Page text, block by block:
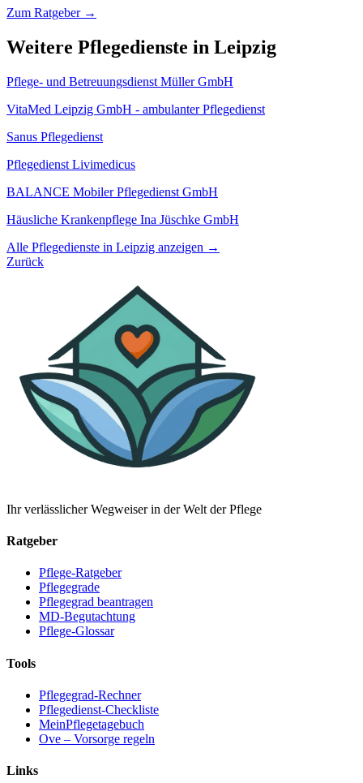
Zum Ratgeber →
Weitere Pflegedienste in Leipzig
Pflege- und Betreuungsdienst Müller GmbH
VitaMed Leipzig GmbH - ambulanter Pflegedienst
Sanus Pflegedienst
Pflegedienst Livimedicus
BALANCE Mobiler Pflegedienst GmbH
Häusliche Krankenpflege Ina Jüschke GmbH
Alle Pflegedienste in Leipzig anzeigen →
Zurück
Ihr verlässlicher Wegweiser in der Welt der Pflege
Ratgeber
Pflege-Ratgeber
Pflegegrade
Pflegegrad beantragen
MD-Begutachtung
Pflege-Glossar
Tools
Pflegegrad-Rechner
Pflegedienst-Checkliste
MeinPflegetagebuch
Ove – Vorsorge regeln
Links